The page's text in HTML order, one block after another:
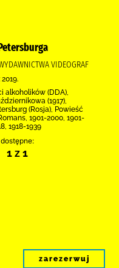
VIDEOGRAF
alkoholików (DDA),
(1917),
(Rosja), Powieść
1901-2000, 1901-
1918-1939
dostępne:
1 z 1
zarezerwuj